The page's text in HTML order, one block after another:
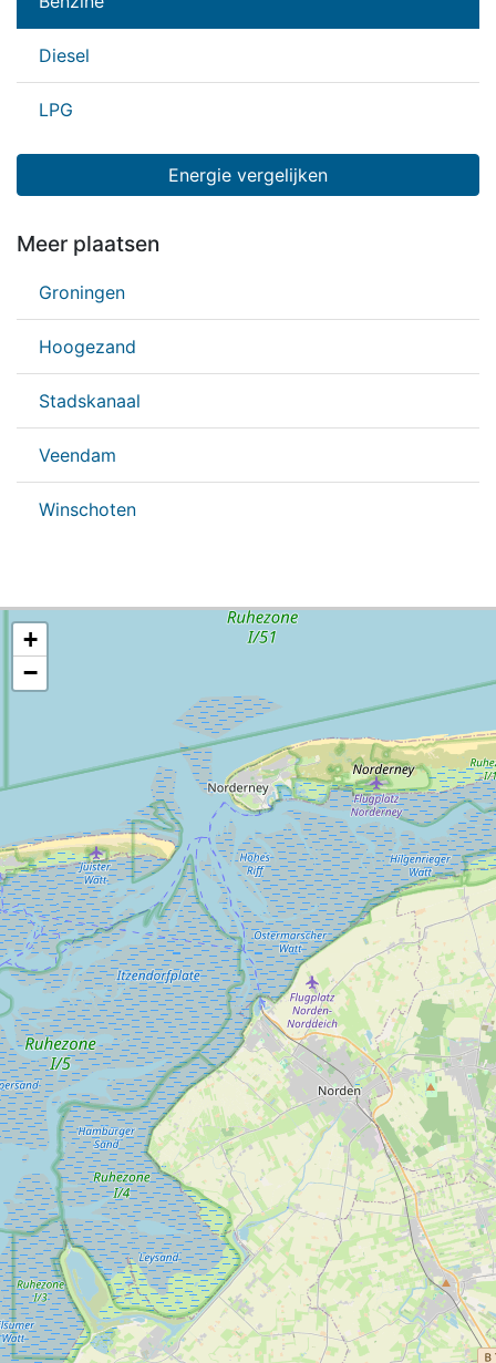
Diesel
LPG
Energie vergelijken
Meer plaatsen
Groningen
Hoogezand
Stadskanaal
Veendam
Winschoten
+
−